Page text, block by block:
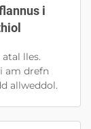
i
lles.
am drefn
allweddol.